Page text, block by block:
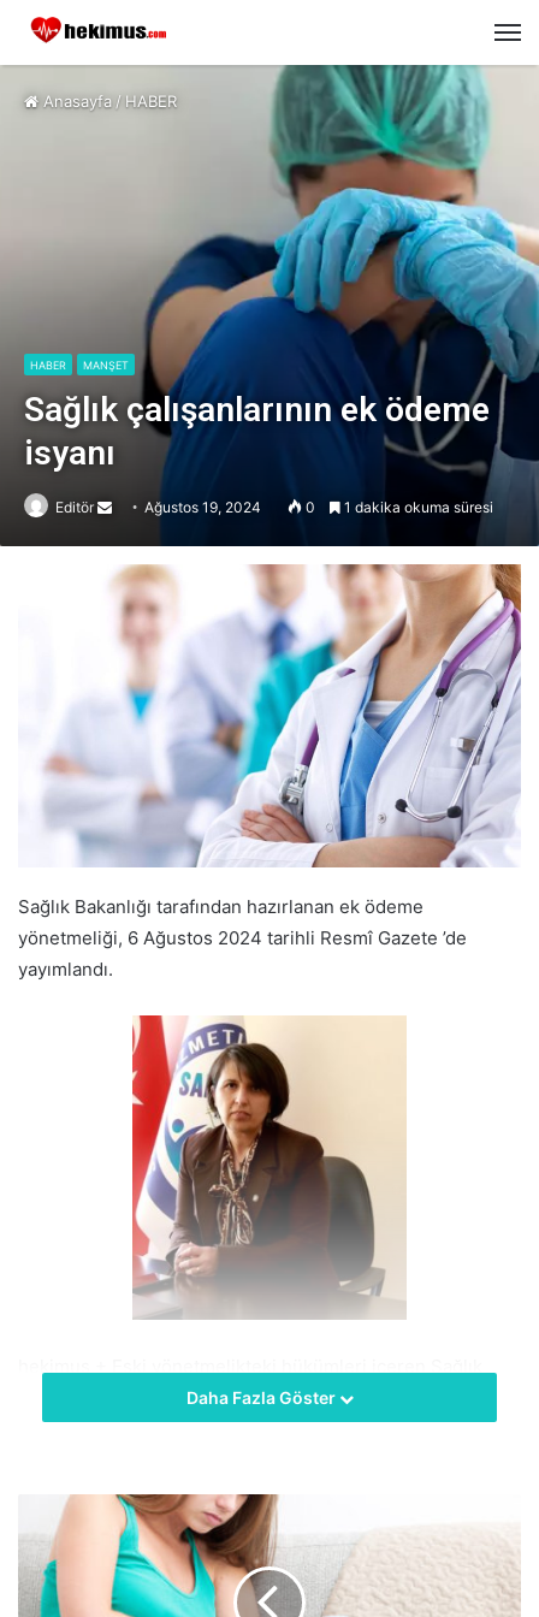
Anasayfa /HABER
HABER MANŞET
Sağlık çalışanlarının ek ödeme
isyanı
Editör
Send
email
Ağustos 19, 2024 0 1 dakika okuma süresi
Sağlık Bakanlığı tarafından hazırlanan ek ödeme
yönetmeliği, 6 Ağustos 2024 tarihli Resmî Gazete ’de
yayımlandı.
Bakanlığı’nın yeni ek ödeme yönetmeliğinin, eski
yönetmelikle nerdeyse aynı olduğunu, yapılan
getiren Sahim-SEN Genel Başkanı Özlem Akarken,
‘‘Geçtiğimiz günlerde yayımlanan düzenlemenin, önceki
yönetmeliğin gözle görülmeyen değişikliklerle ‘yeni’ olarak
sunulması ve sınırlı sayıda değişikliğin hukuka aykırılıkları
Daha Fazla Göster